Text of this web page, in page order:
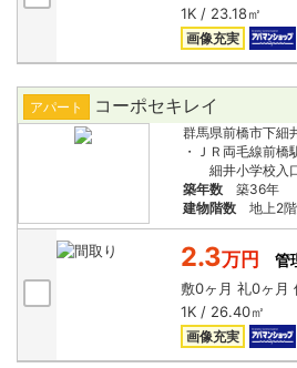
1K / 23.18㎡
画像充実
アパート コーポセキレイ
群馬県前橋市下細
・ＪＲ両毛線前橋
細井小学校入
築年数
築36年
建物階数
地上2
2.3万円
管
敷0ヶ月 礼0ヶ月
1K / 26.40㎡
画像充実